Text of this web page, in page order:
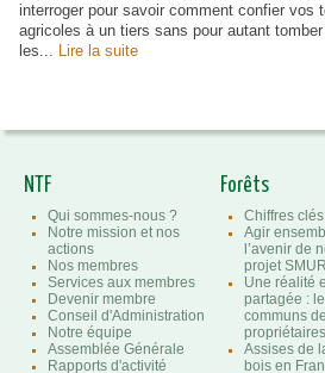
interroger pour savoir comment confier vos
agricoles à un tiers sans pour autant tomber
les... Lire la suite
NTF
Qui sommes-nous ?
Notre mission et nos
actions
Nos membres
Services aux membres
Devenir membre
Conseil d'Administration
Notre équipe
Assemblée Générale
Rapports d'activité
Forêts
Chiffres
Agir
l’avenir de
projet
Une réalité
partagée :
communs
Assises de
bois en